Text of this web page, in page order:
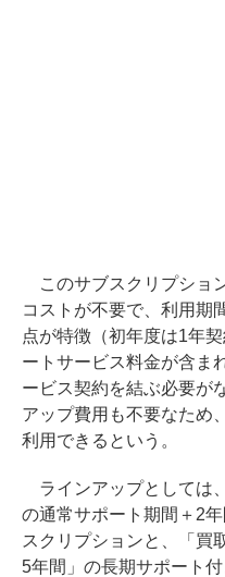
このサブスクリプショ
コストが不要で、利用期
点が特徴（初年度は1年
ートサービス料金が含ま
ービス契約を結ぶ必要が
アップ費用も不要なため
利用できるという。
ラインアップとしては
の通常サポート期間＋2
スクリプションと、「買
5年間」の長期サポート